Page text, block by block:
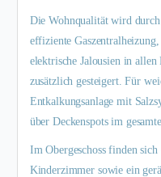
Die Wohnqualität wird
effiziente
elektrische Jalousien in
zusätzlich gesteigert. Für
Entkalkungsanlage mit
über Deckenspots im
Im Obergeschoss finden
Kinderzimmer sowie ein